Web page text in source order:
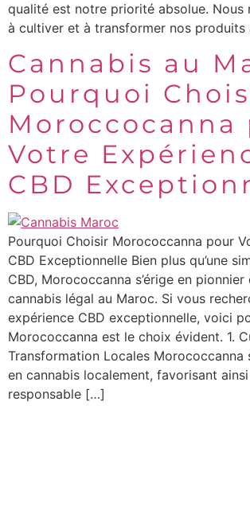
qualité est notre priorité absolue. Nous
à cultiver et à transformer nos
Cannabis au
Pourquoi
Moroccocanna
Votre
CBD
Pourquoi Choisir Morococcanna pour
CBD Exceptionnelle Bien plus qu’une
CBD, Morococcanna s’érige en pionnier
cannabis légal au Maroc. Si vous
expérience CBD exceptionnelle, voici
Morococcanna est le choix évident. 1.
Transformation Locales Morococcanna
en cannabis localement, favorisant
responsable […]